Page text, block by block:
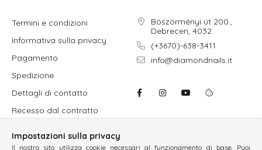
Termini e condizioni
Informativa sulla privacy
Pagamento
Spedizione
Dettagli di contatto
Recesso dal contratto
Böszörményi út 200.,
Debrecen, 4032
(+3670)-638-3411
info@diamondnails.it
Impostazioni sulla privacy
Il nostro sito utilizza cookie necessari al funzionamento di base. Puoi